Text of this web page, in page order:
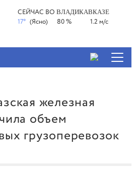
СЕЙЧАС ВОВЛАДИКАВКАЗЕ
17° (Ясно) 80 % 1.2 м/с
железная
объем
грузоперевозок